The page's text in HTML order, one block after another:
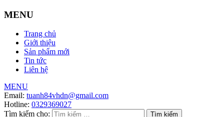
MENU
Trang chủ
Giới thiệu
Sản phẩm mới
Tin tức
Liên hệ
MENU
Email: tuanh84vhdn@gmail.com
Hotline: 0329369027
Tìm kiếm cho: